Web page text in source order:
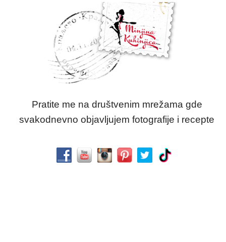
Pratite me na društvenim mrežama gde
svakodnevno objavljujem fotografije i recepte